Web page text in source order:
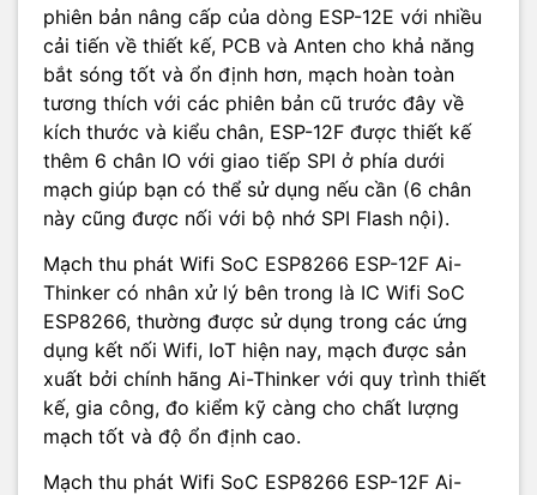
phiên bản nâng cấp của dòng ESP-12E với nhiều
cải tiến về thiết kế, PCB và Anten cho khả năng
bắt sóng tốt và ổn định hơn, mạch hoàn toàn
tương thích với các phiên bản cũ trước đây về
kích thước và kiểu chân, ESP-12F được thiết kế
thêm 6 chân IO với giao tiếp SPI ở phía dưới
mạch giúp bạn có thể sử dụng nếu cần (6 chân
này cũng được nối với bộ nhớ SPI Flash nội).
Mạch thu phát Wifi SoC ESP8266 ESP-12F Ai-
Thinker có nhân xử lý bên trong là IC Wifi SoC
ESP8266, thường được sử dụng trong các ứng
dụng kết nối Wifi, IoT hiện nay, mạch được sản
xuất bởi chính hãng Ai-Thinker với quy trình thiết
kế, gia công, đo kiểm kỹ càng cho chất lượng
mạch tốt và độ ổn định cao.
Mạch thu phát Wifi SoC ESP8266 ESP-12F Ai-